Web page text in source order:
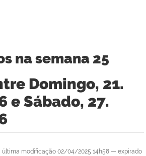
na semana 25
Domingo, 21.
e Sábado, 27.
última modificação 02/04/2025 14h58 — expirado